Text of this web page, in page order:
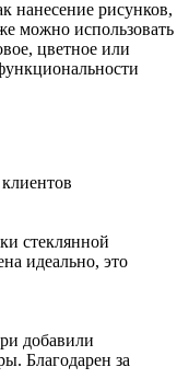
нанесение рисунков,
можно использовать
цветное или
стеклянной
идеально, это
добавили
Благодарен за